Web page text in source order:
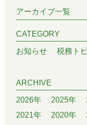
アーカイブ一覧
CATEGORY
お知らせ 税務ト
ARCHIVE
2026年 2025年
2021年
2020年